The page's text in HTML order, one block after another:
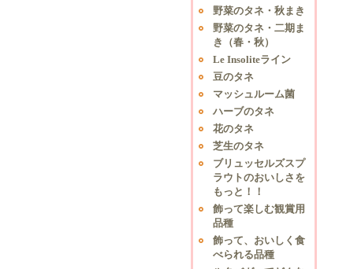
野菜のタネ・秋まき
野菜のタネ・二期ま
き（春・秋）
Le Insoliteライン
豆のタネ
マッシュルーム菌
ハーブのタネ
花のタネ
芝生のタネ
ブリュッセルズスプ
ラウトのおいしさを
もっと！！
飾って楽しむ観賞用
品種
飾って、おいしく食
べられる品種